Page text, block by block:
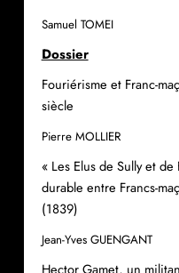
Samuel TOMEI
Dossier
Fouriérisme et Franc-
siècle
Pierre MOLLIER
« Les Elus de Sully et
durable entre Francs-
(1839)
Jean-Yves GUENGANT
Hector Gamet, un